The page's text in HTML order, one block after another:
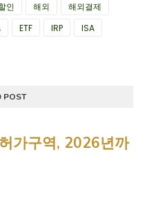
인 해외
해외결제
ETF IRP
ISA
POST
가구역, 2026년까